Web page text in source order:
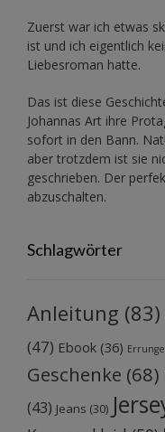
Zuerst war ich etwas
ist und ich eigentlich
Liebesroman hatte.
Das ist diese
Johannas Art ihre
sofort in den Bann.
aber trotzdem ist sie
geschrieben. Der
abzuschalten.
Schlagwörter
Anleitung (83)
(47) Ebook (36)
Geschenke (68)
(43) Jeans (30)